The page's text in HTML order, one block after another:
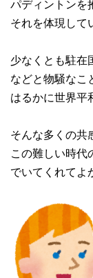
パディントンを
それを体現して
少なくとも駐在
などと物騒なこ
はるかに世界平
そんな多くの共
この難しい時代
でいてくれてよ